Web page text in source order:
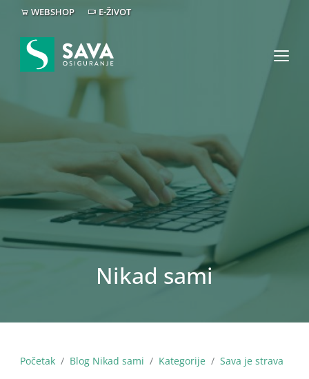
WEBSHOP E-ŽIVOT
Nikad sami
Početak Blog Nikad sami Kategorije Sava je strava